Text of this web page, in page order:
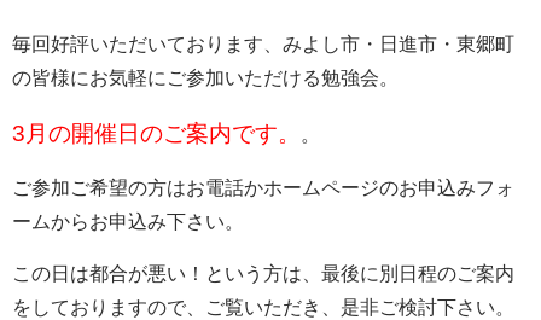
毎回好評いただいております、みよし市・日進市・東郷町
の皆様にお気軽にご参加いただける勉強会。
3月の開催日のご案内です。 。
ご参加ご希望の方はお電話かホームページのお申込みフォ
ームからお申込み下さい。
この日は都合が悪い！という方は、最後に別日程のご案内
をしておりますので、ご覧いただき、是非ご検討下さい。